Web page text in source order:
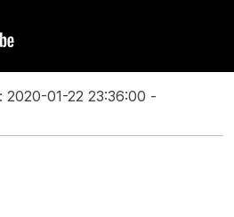
2020-01-22 23:36:00 -